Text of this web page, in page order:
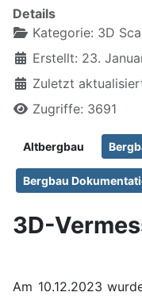
Details
Kategorie: 3D
Erstellt: 23.
Zuletzt
Zugriffe: 3691
Altbergbau
Bergbau
3D-
Am 10.12.2023